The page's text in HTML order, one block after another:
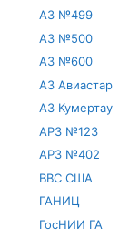
АЗ №499
АЗ №500
АЗ №600
АЗ Авиастар
АЗ Кумертау
АРЗ №123
АРЗ №402
ВВС США
ГАНИЦ
ГосНИИ ГА